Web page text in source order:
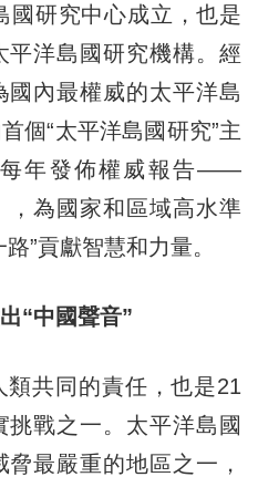
研究中心成立，也是
平洋島國研究機構。經
內最權威的太平洋島
個“太平洋島國研究”主
年發佈權威報告——
，為國家和區域高水準
”貢獻智慧和力量。
“中國聲音”
共同的責任，也是21
戰之一。太平洋島國
最嚴重的地區之一，